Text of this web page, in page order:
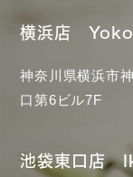
横浜店
神奈川県横浜市
口第6ビル7F
池袋東口店